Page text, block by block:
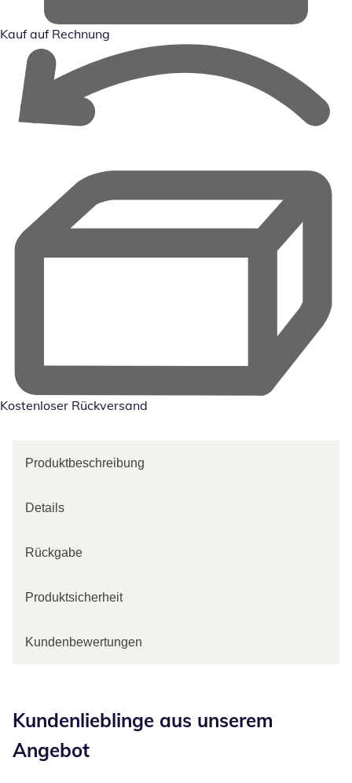
Kauf auf Rechnung
Kostenloser Rückversand
Produktbeschreibung
Details
Rückgabe
Produktsicherheit
Kundenbewertungen
Kundenlieblinge aus unserem
Angebot